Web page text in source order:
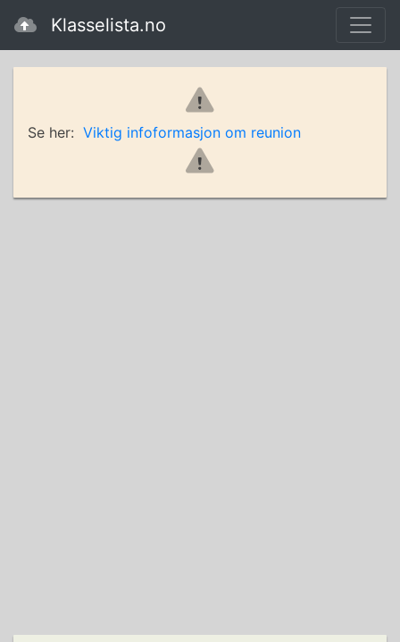
Klasselista.no
Se her: Viktig infoformasjon om reunion